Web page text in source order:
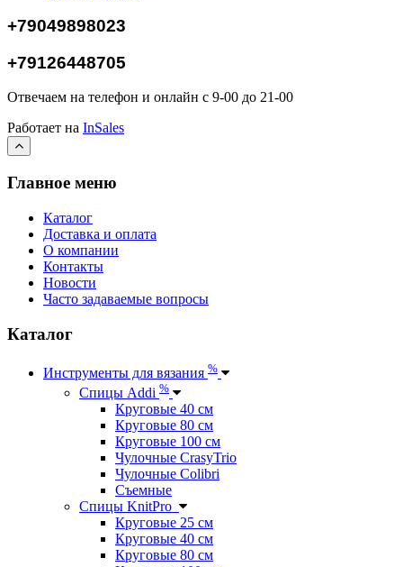
+79049898023
+79126448705
Отвечаем на телефон и онлайн с 9-00 до 21-00
Работает на InSales
Главное меню
Каталог
Доставка и оплата
О компании
Контакты
Новости
Часто задаваемые вопросы
Каталог
Инструменты для вязания %
Спицы Addi %
Круговые 40 см
Круговые 80 см
Круговые 100 см
Чулочные CrasyTrio
Чулочные Colibri
Съемные
Спицы KnitPro
Круговые 25 см
Круговые 40 см
Круговые 80 см